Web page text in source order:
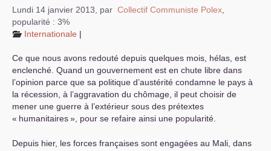
Lundi 14 janvier 2013 par Collectif Communiste Polex
popularité : 3%
Internationale |
Ce que nous avons redouté depuis quelques mois, hélas, est
enclenché. Quand un gouvernement est en chute libre dans
l’opinion parce que sa politique d’austérité condamne le pays à
la récession, à l’aggravation du chômage, il peut choisir de
mener une guerre à l’extérieur sous des prétextes
« humanitaires», pour se refaire ainsi une popularité.
Depuis hier, les forces françaises sont engagées au Mali, dans